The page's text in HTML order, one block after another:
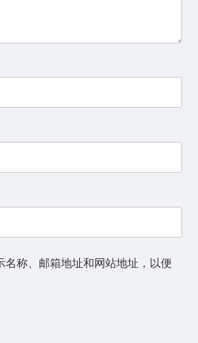
称、邮箱地址和网站地址，以便